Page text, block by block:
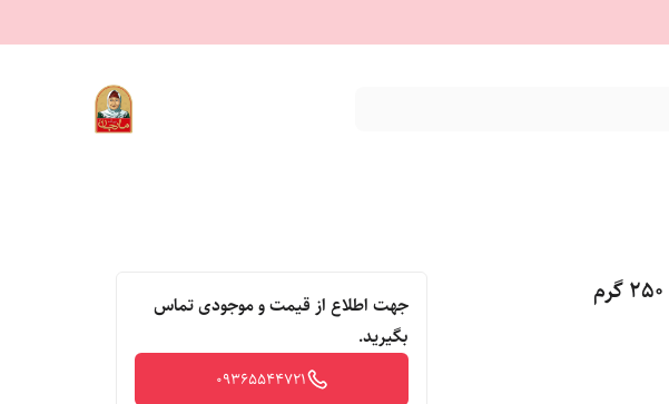
جهت اطلاع از قیمت و موجودی تماس
بگیرید.
09365544721